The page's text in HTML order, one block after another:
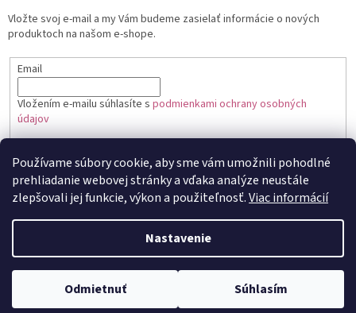
Používame súbory cookie, aby sme vám umožnili pohodlné
prehliadanie webovej stránky a vďaka analýze neustále
zlepšovali jej funkcie, výkon a použiteľnosť.Viac informácií
Nastavenie
Odmietnuť Súhlasím
Vložte svoj e-mail a my Vám budeme zasielať informácie o nových
produktoch na našom e-shope.
Email
Vložením e-mailu súhlasíte s podmienkami ochrany osobných
údajov
PRIHLÁSIŤ SA
Copyright 2026Toptortička. Všetky práva vyhradené.Upraviť